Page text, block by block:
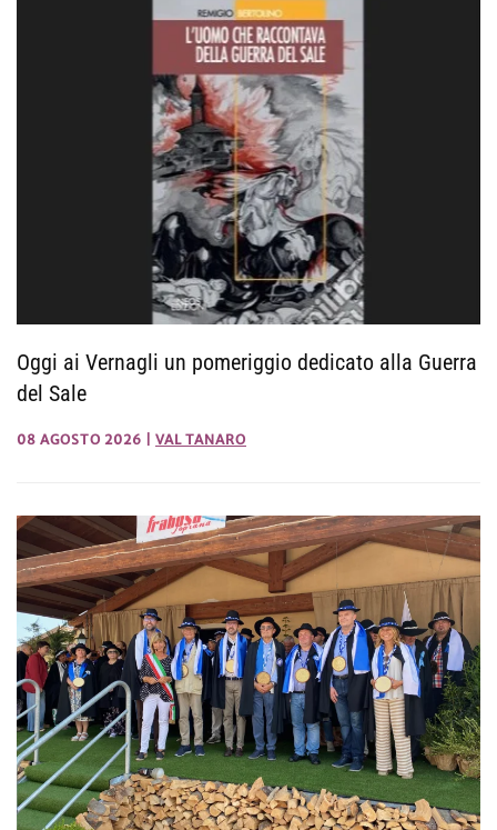
Oggi ai Vernagli un pomeriggio dedicato alla Guerra
del Sale
08 AGOSTO 2026 VAL TANARO